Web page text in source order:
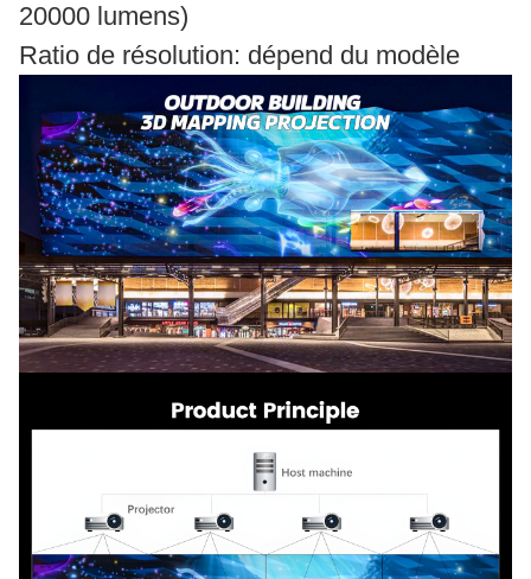
20000 lumens)
Ratio de résolution: dépend du modèle